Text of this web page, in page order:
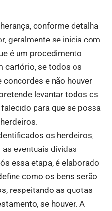
conforme detalha
geralmente se inicia com
é um procedimento
cartório, se todos os
concordes e não houver
levantar todos os
para que se possa
os herdeiros,
eventuais dívidas
essa etapa, é elaborado
como os bens serão
respeitando as quotas
se houver. A